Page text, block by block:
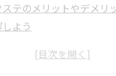
テのメリットやデメリ
よう
ステの値段と維持費を本